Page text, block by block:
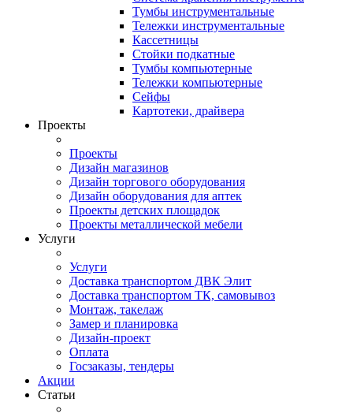
Тумбы инструментальные
Тележки инструментальные
Кассетницы
Стойки подкатные
Тумбы компьютерные
Тележки компьютерные
Сейфы
Картотеки, драйвера
Проекты
Проекты
Дизайн магазинов
Дизайн торгового оборудования
Дизайн оборудования для аптек
Проекты детских площадок
Проекты металлической мебели
Услуги
Услуги
Доставка транспортом ДВК Элит
Доставка транспортом ТК, самовывоз
Монтаж, такелаж
Замер и планировка
Дизайн-проект
Оплата
Госзаказы, тендеры
Акции
Статьи